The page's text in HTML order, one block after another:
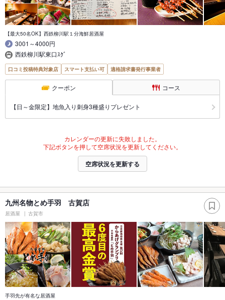
【最大50名OK】西鉄柳川駅１分海鮮居酒屋
3001～4000円
西鉄柳川駅東口ｽｸﾞ
口コミ投稿特典対象店 スマート支払い可 適格請求書発行事業者
クーポン コース
【日～金限定】地魚入り刺身3種盛りプレゼント
カレンダーの更新に失敗しました。
下記ボタンを押して空席状況を更新してください。
空席状況を更新する
九州名物とめ手羽 古賀店
居酒屋 古賀市
手羽先が有名な居酒屋